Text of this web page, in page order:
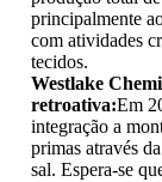
principalmente
com atividades
tecidos.
Westlake
retroativa:Em
integração a
primas através
sal. Espera-se